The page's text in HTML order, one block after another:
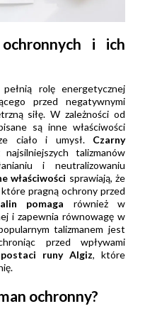
i ich
rolę energetycznej
przed negatywnymi
siłę. W zależności od
są inne właściwości
ciało i umysł. Czarny
talizmanów
i neutralizowaniu
właściwości sprawiają, że
pragną ochrony przed
pomaga również w
i zapewnia równowagę w
talizmanem jest
przed wpływami
runy Algiz, które
ochronny?